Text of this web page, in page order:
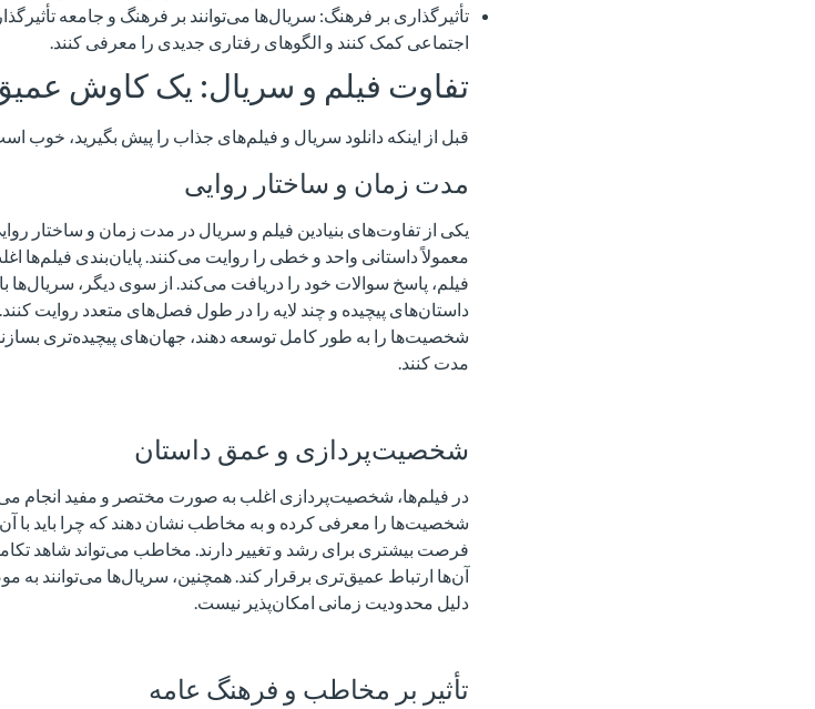
تأثیرگذاری بر فرهنگ: سریال‌ها می‌توانند بر فرهنگ و جامعه
اجتماعی کمک کنند و الگوهای رفتاری جدیدی را معرفی کنند.
تفاوت فیلم و سریال: یک کاوش
قبل از اینکه دانلود سریال و فیلم‌های جذاب را پیش بگیرید، خوب
مدت زمان و ساختار روایی
یکی از تفاوت‌های بنیادین فیلم و سریال در مدت زمان و ساختار
معمولاً داستانی واحد و خطی را روایت می‌کنند. پایان‌بندی
فیلم، پاسخ سوالات خود را دریافت می‌کند. از سوی دیگر، سریال‌ها
داستان‌های پیچیده و چند لایه را در طول فصل‌های متعدد روایت
شخصیت‌ها را به طور کامل توسعه دهند، جهان‌های پیچیده‌تری
مدت کنند.
شخصیت‌پردازی و عمق داستان
در فیلم‌ها، شخصیت‌پردازی اغلب به صورت مختصر و مفید انجام
شخصیت‌ها را معرفی کرده و به مخاطب نشان دهند که چرا باید با
فرصت بیشتری برای رشد و تغییر دارند. مخاطب می‌تواند شاهد
آن‌ها ارتباط عمیق‌تری برقرار کند. همچنین، سریال‌ها می‌توانند به
دلیل محدودیت زمانی امکان‌پذیر نیست.
تأثیر بر مخاطب و فرهنگ عامه